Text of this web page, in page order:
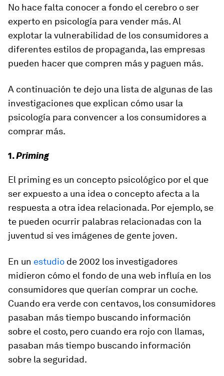
No hace falta conocer a fondo el cerebro o ser
experto en psicología para vender más. Al
explotar la vulnerabilidad de los consumidores a
diferentes estilos de propaganda, las empresas
pueden hacer que compren más y paguen más.
A continuación te dejo una lista de algunas de las
investigaciones que explican cómo usar la
psicología para convencer a los consumidores a
comprar más.
1.Priming
El priming es un concepto psicológico por el que
ser expuesto a una idea o concepto afecta a la
respuesta a otra idea relacionada. Por ejemplo, se
te pueden ocurrir palabras relacionadas con la
juventud si ves imágenes de gente joven.
En un estudio de 2002 los investigadores
midieron cómo el fondo de una web influía en los
consumidores que querían comprar un coche.
Cuando era verde con centavos, los consumidores
pasaban más tiempo buscando información
sobre el costo, pero cuando era rojo con llamas,
pasaban más tiempo buscando información
sobre la seguridad.